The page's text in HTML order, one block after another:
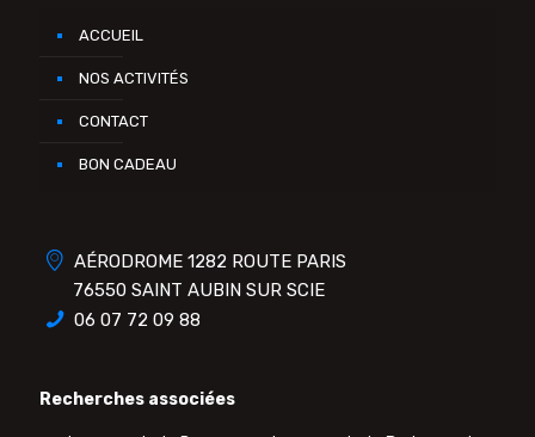
ACCUEIL
NOS ACTIVITÉS
CONTACT
BON CADEAU
AÉRODROME 1282 ROUTE PARIS
76550 SAINT AUBIN SUR SCIE
06 07 72 09 88
Recherches associées